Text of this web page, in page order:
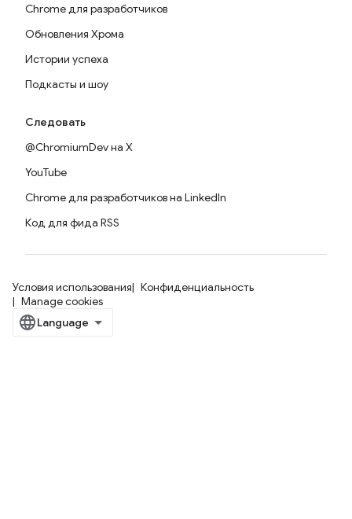
Chrome для разработчиков
Обновления Хрома
Истории успеха
Подкасты и шоу
Следовать
@ChromiumDev на X
YouTube
Chrome для разработчиков на LinkedIn
Код для фида RSS
Условия использования
Конфиденциальность
Manage cookies